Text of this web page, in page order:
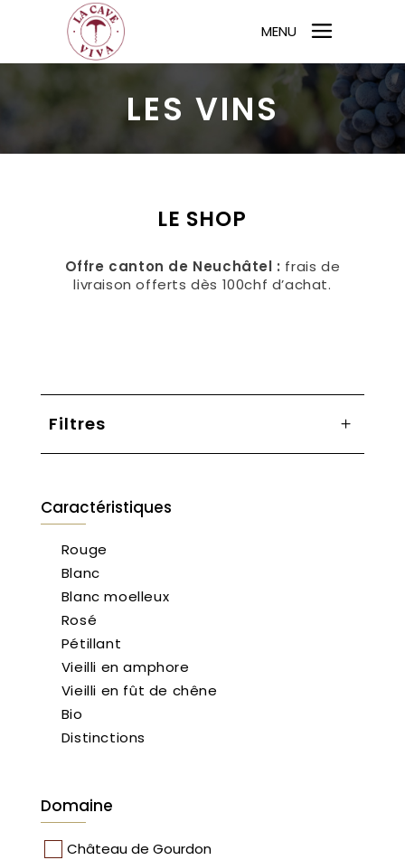
MENU
LES VINS
LE SHOP
Offre canton de Neuchâtel : frais de
livraison offerts dès 100chf d’achat.
Filtres
Caractéristiques
Rouge
Blanc
Blanc moelleux
Rosé
Pétillant
Vieilli en amphore
Vieilli en fût de chêne
Bio
Distinctions
Domaine
Château de Gourdon